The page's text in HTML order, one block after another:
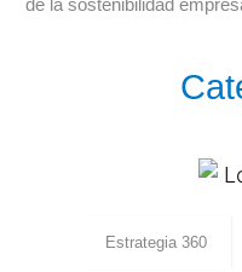
de la sostenibilidad
Estrategia 360